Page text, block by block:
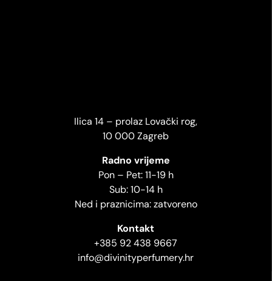
Ilica 14 – prolaz Lovački rog,
10 000 Zagreb
Radno vrijeme
Pon – Pet: 11-19 h
Sub: 10-14 h
Ned i praznicima: zatvoreno
Kontakt
+385 92 438 9667
info@divinityperfumery.hr